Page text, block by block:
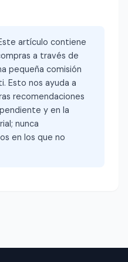
artículo contiene
a través de
pequeña comisión
Esto nos ayuda a
recomendaciones
y en la
nunca
en los que no